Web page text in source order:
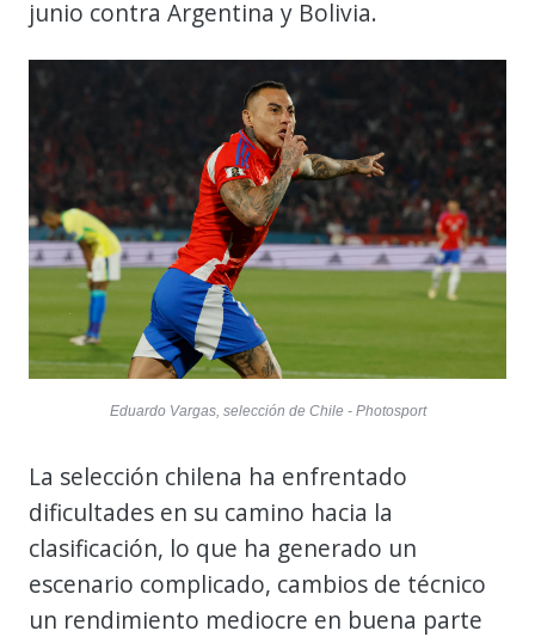
junio contra Argentina y Bolivia.
Eduardo Vargas, selección de Chile - Photosport
La selección chilena ha enfrentado
dificultades en su camino hacia la
clasificación, lo que ha generado un
escenario complicado, cambios de técnico
un rendimiento mediocre en buena parte